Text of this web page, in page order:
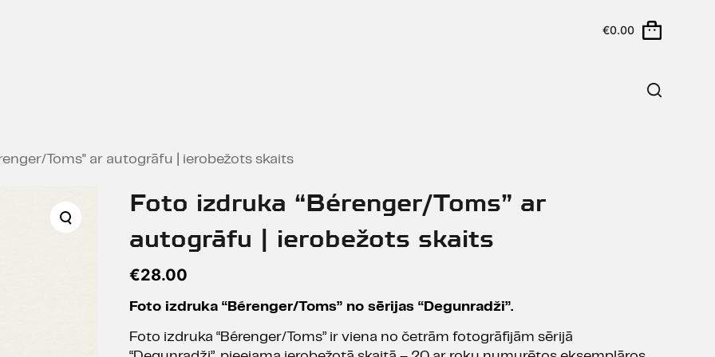
€0.00
Toms" ar autogrāfu | ierobežots skaits
Foto izdruka “Bérenger/Toms” ar
autogrāfu | ierobežots skaits
€28.00
Foto izdruka “Bérenger/Toms” no sērijas “Degunradži”.
Foto izdruka “Bérenger/Toms” ir viena no četrām fotogrāfijām sērijā